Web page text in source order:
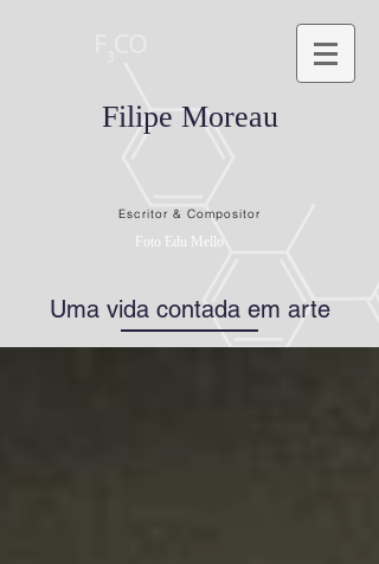
Filipe Moreau
Escritor & Compositor
Foto Edu Mello
Uma vida contada em arte